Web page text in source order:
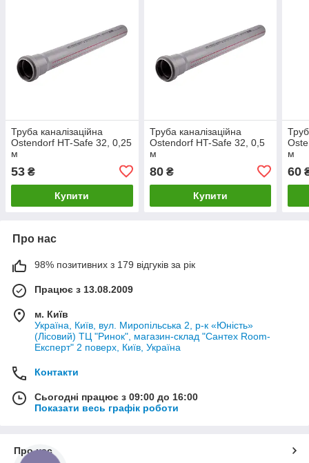
Труба каналізаційна
Ostendorf HT-Safe 32, 0,25
м
53 ₴
Купити
Труба каналізаційна
Ostendorf HT-Safe 32, 0,5
м
80₴
Купити
м
60
Про нас
98% позитивних з 179 відгуків за рік
Працює з 13.08.2009
м. Київ
Україна, Київ, вул. Миропільська 2, р-к «Юність»
(Лісовий) ТЦ "Ринок", магазин-склад "Сантех Room-
Експерт" 2 поверх, Київ, Україна
Контакти
Сьогодні працює з 09:00 до 16:00
Показати весь графік роботи
Про нас